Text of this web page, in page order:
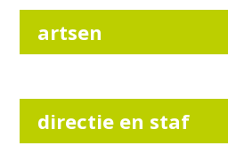
artsen
directie en staf